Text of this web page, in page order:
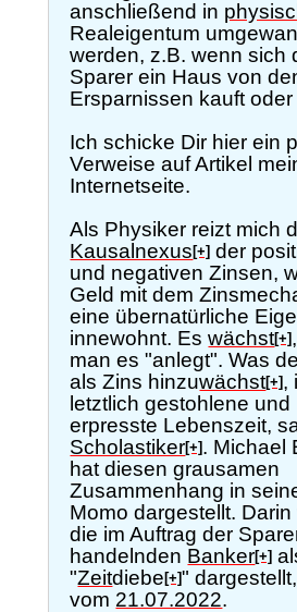
anschließend in
Realeigentum
werden, z.B. wenn sich
Sparer ein Haus von
Ersparnissen kauft oder
Ich schicke Dir hier ein
Verweise auf Artikel
Internetseite.
Als Physiker reizt mich
Kausalnexus[+] der
und negativen Zinsen,
Geld mit dem
eine übernatürliche
innewohnt. Eswächst[+]
man es "anlegt". Was
als Zins hinzuwächst[+],
letztlich gestohlene und
erpresste Lebenszeit,
Scholastiker[+]. Michael
hat diesen grausamen
Zusammenhang in
Momo dargestellt. Darin
die im Auftrag der
handelnden Banker[+]
"Zeitdiebe[+]"
vom 21.07.2022.